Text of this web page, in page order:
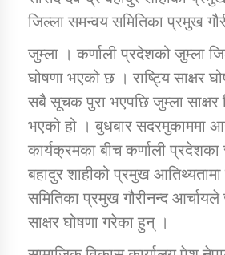
कर्णाली प्रविधि शिक्षालय
सामाजिक बिकास
जिल्ला समन्वय समितिका प्रमुख
जुम्ला । कर्णाली प्रदेशको जुम्ला
घोषणा भएको छ । राष्ट्यि साक्षर
सबै सूचक पुरा भएपछि जुम्ला साक्षर
भएको हो । बुधबार सदरमुकाममा
कार्यक्रमका बीच कर्णाली
बहादुर शाहीको प्रमुख
समितिका प्रमुख गौरीनन्द आर्चायले
साक्षर घोषणा गरेका हुन् ।